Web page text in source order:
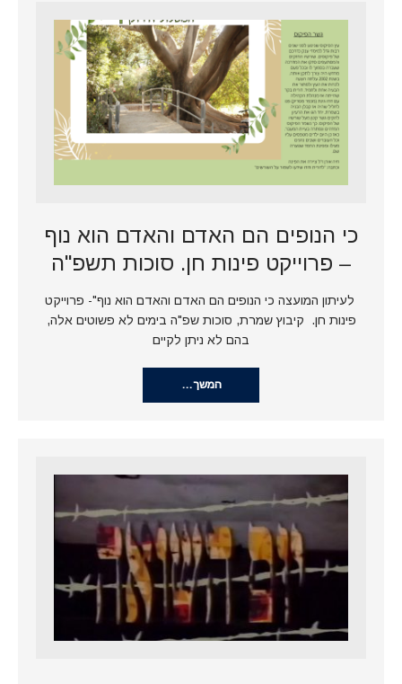
כי הנופים הם האדם והאדם הוא נוף
– פרוייקט פינות חן. סוכות תשפ"ה
לעיתון המועצה כי הנופים הם האדם והאדם הוא נוף"- פרוייקט
פינות חן. קיבוץ שמרת, סוכות שפ"ה בימים לא פשוטים אלה,
בהם לא ניתן לקיים
המשך…